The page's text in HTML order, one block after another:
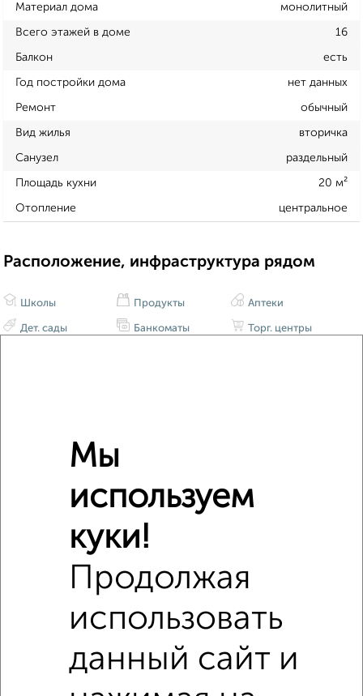
Материал дома монолитный
Всего этажей в доме 16
Балкон есть
Год постройки дома нет данных
Ремонт обычный
Вид жилья вторичка
Санузел раздельный
Площадь кухни 20 м²
Отопление центральное
Расположение, инфраструктура рядом
Школы
Дет. сады
Продукты
Банкоматы
Аптеки
Торг. центры
Мы
используем
куки!
Продолжая
использовать
данный сайт и